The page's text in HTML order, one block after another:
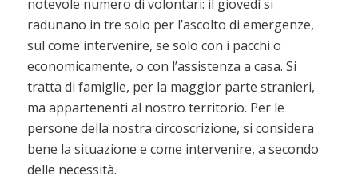
notevole numero di volontari: il giovedì si
radunano in tre solo per l’ascolto di emergenze,
sul come intervenire, se solo con i pacchi o
economicamente, o con l’assistenza a casa. Si
tratta di famiglie, per la maggior parte stranieri,
ma appartenenti al nostro territorio. Per le
persone della nostra circoscrizione, si considera
bene la situazione e come intervenire, a secondo
delle necessità.